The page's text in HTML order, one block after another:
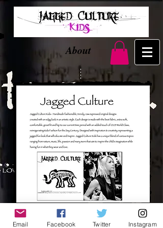
About
Email Facebook Twitter Instagram